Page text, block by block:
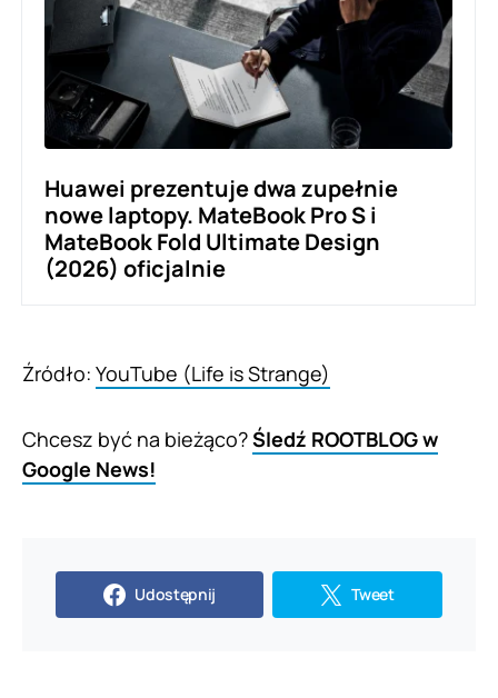
Huawei prezentuje dwa zupełnie
nowe laptopy. MateBook Pro S i
MateBook Fold Ultimate Design
(2026) oficjalnie
Źródło: YouTube (Life is Strange)
Chcesz być na bieżąco?Śledź ROOTBLOG w
Google News!
Udostępnij Tweet